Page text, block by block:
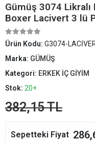
Gümüş 3074
Boxer Lacivert 3 lü
Ürün Kodu: G3074-
Marka: GÜMÜŞ
Kategori: ERKEK İÇ GİYİM
Stok: 20+
382,15 TL
Sepetteki Fiyat